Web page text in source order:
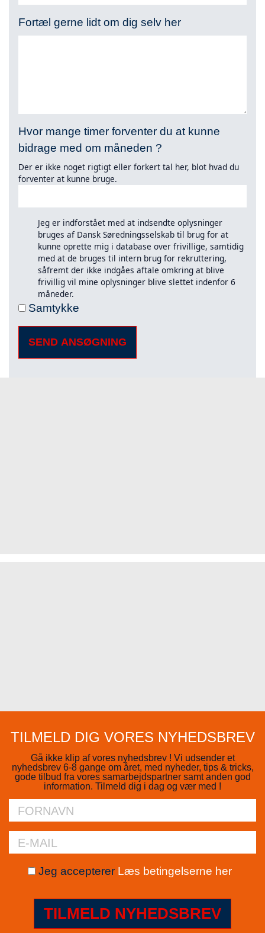
Fortæl gerne lidt om dig selv her
Hvor mange timer forventer du at kunne
bidrage med om måneden ?
Der er ikke noget rigtigt eller forkert tal her, blot hvad du
forventer at kunne bruge.
Jeg er indforstået med at indsendte oplysninger
bruges af Dansk Søredningsselskab til brug for at
kunne oprette mig i database over frivillige, samtidig
med at de bruges til intern brug for rekruttering,
såfremt der ikke indgåes aftale omkring at blive
frivillig vil mine oplysninger blive slettet indenfor 6
måneder.
Samtykke
SEND ANSØGNING
TILMELD DIG VORES NYHEDSBREV
Gå ikke klip af vores nyhedsbrev ! Vi udsender et
nyhedsbrev 6-8 gange om året, med nyheder, tips & tricks,
gode tilbud fra vores samarbejdspartner samt anden god
information. Tilmeld dig i dag og vær med !
Jeg accepterer Læs betingelserne her
TILMELD NYHEDSBREV